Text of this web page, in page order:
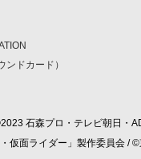
ドカード）
石森プロ・テレビ朝日・
面ライダー」製作委員会 /